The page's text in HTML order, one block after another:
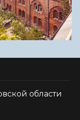
области